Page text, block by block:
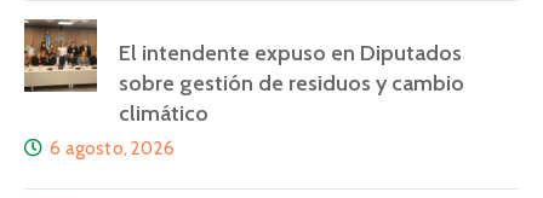
El intendente expuso en Diputados
sobre gestión de residuos y cambio
climático
6 agosto, 2026